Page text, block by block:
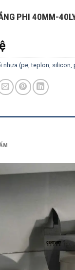
PHI 40MM-
nhựa (pe, teplon, silicon,